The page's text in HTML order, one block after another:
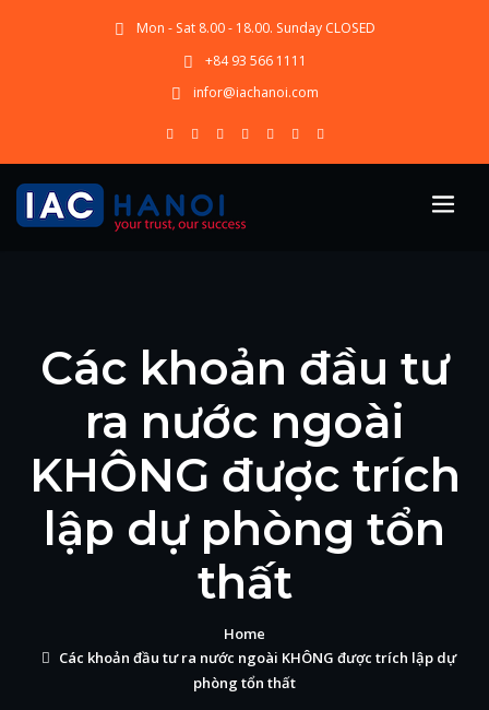
Mon - Sat 8.00 - 18.00. Sunday CLOSED
+84 93 566 1111
infor@iachanoi.com
Các khoản đầu tư
ra nước ngoài
KHÔNG được trích
lập dự phòng tổn
thất
Home
Các khoản đầu tư ra nước ngoài KHÔNG được trích lập dự
phòng tổn thất